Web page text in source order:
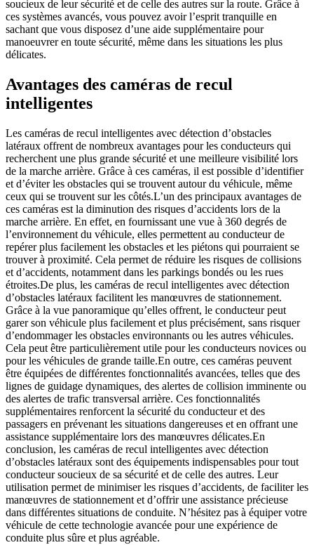
soucieux de leur sécurité et de celle des autres sur la route. Grâce à
ces systèmes avancés, vous pouvez avoir l’esprit tranquille en
sachant que vous disposez d’une aide supplémentaire pour
manoeuvrer en toute sécurité, même dans les situations les plus
délicates.
Avantages des caméras de recul
intelligentes
Les caméras de recul intelligentes avec détection d’obstacles
latéraux offrent de nombreux avantages pour les conducteurs qui
recherchent une plus grande sécurité et une meilleure visibilité lors
de la marche arrière. Grâce à ces caméras, il est possible d’identifier
et d’éviter les obstacles qui se trouvent autour du véhicule, même
ceux qui se trouvent sur les côtés.L’un des principaux avantages de
ces caméras est la diminution des risques d’accidents lors de la
marche arrière. En effet, en fournissant une vue à 360 degrés de
l’environnement du véhicule, elles permettent au conducteur de
repérer plus facilement les obstacles et les piétons qui pourraient se
trouver à proximité. Cela permet de réduire les risques de collisions
et d’accidents, notamment dans les parkings bondés ou les rues
étroites.De plus, les caméras de recul intelligentes avec détection
d’obstacles latéraux facilitent les manœuvres de stationnement.
Grâce à la vue panoramique qu’elles offrent, le conducteur peut
garer son véhicule plus facilement et plus précisément, sans risquer
d’endommager les obstacles environnants ou les autres véhicules.
Cela peut être particulièrement utile pour les conducteurs novices ou
pour les véhicules de grande taille.En outre, ces caméras peuvent
être équipées de différentes fonctionnalités avancées, telles que des
lignes de guidage dynamiques, des alertes de collision imminente ou
des alertes de trafic transversal arrière. Ces fonctionnalités
supplémentaires renforcent la sécurité du conducteur et des
passagers en prévenant les situations dangereuses et en offrant une
assistance supplémentaire lors des manœuvres délicates.En
conclusion, les caméras de recul intelligentes avec détection
d’obstacles latéraux sont des équipements indispensables pour tout
conducteur soucieux de sa sécurité et de celle des autres. Leur
utilisation permet de minimiser les risques d’accidents, de faciliter les
manœuvres de stationnement et d’offrir une assistance précieuse
dans différentes situations de conduite. N’hésitez pas à équiper votre
véhicule de cette technologie avancée pour une expérience de
conduite plus sûre et plus agréable.